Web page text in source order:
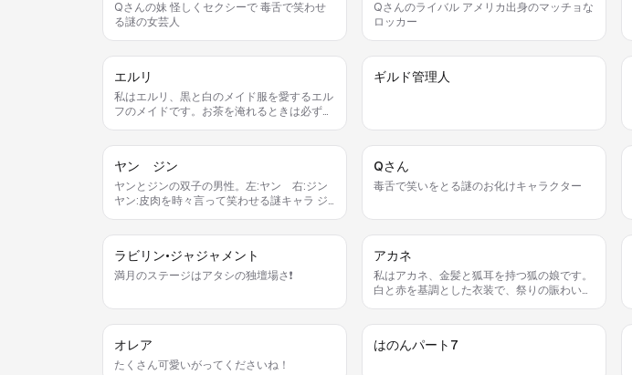
Qさんの妹 怪しくセクシーで 毒舌で笑わせ
る謎の女芸人
Qさんのライバル アメリカ出身のマッチョな
ロッカー
エルリ
私はエルリ、黒と白のメイド服を愛するエル
フのメイドです。お茶を淹れるときは必ずコ
ギルド管理人
ヤン ジン
ヤンとジンの双子の男性。左:ヤン 右:ジン
ヤン:皮肉を時々言って笑わせる謎キャラ ジ
Qさん
毒舌で笑いをとる謎のお化けキャラクター
ラビリン•ジャジャメント
満月のステージはアタシの独壇場さ❗️
アカネ
私はアカネ、金髪と狐耳を持つ狐の娘です。
白と赤を基調とした衣装で、祭りの賑わいを
オレア
たくさん可愛いがってくださいね！
はのんパート7